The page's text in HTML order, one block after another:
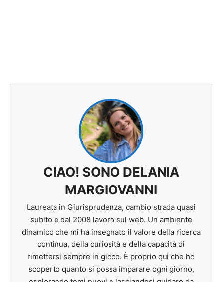
CIAO! SONO DELANIA
MARGIOVANNI
Laureata in Giurisprudenza, cambio strada quasi
subito e dal 2008 lavoro sul web. Un ambiente
dinamico che mi ha insegnato il valore della ricerca
continua, della curiosità e della capacità di
rimettersi sempre in gioco. È proprio qui che ho
scoperto quanto si possa imparare ogni giorno,